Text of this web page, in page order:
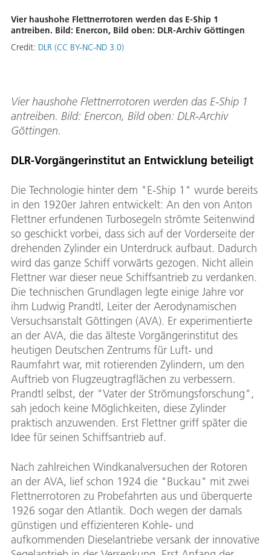
Vier haushohe Flettnerrotoren werden das E-Ship 1
antreiben. Bild: Enercon, Bild oben: DLR-Archiv Göttingen
Credit: DLR (CC BY-NC-ND 3.0)
Vier haushohe Flettnerrotoren werden das E-Ship 1
antreiben. Bild: Enercon, Bild oben: DLR-Archiv
Göttingen.
DLR-Vorgängerinstitut an Entwicklung beteiligt
Die Technologie hinter dem "E-Ship 1" wurde bereits
in den 1920er Jahren entwickelt: An den von Anton
Flettner erfundenen Turbosegeln strömte Seitenwind
so geschickt vorbei, dass sich auf der Vorderseite der
drehenden Zylinder ein Unterdruck aufbaut. Dadurch
wird das ganze Schiff vorwärts gezogen. Nicht allein
Flettner war dieser neue Schiffsantrieb zu verdanken.
Die technischen Grundlagen legte einige Jahre vor
ihm Ludwig Prandtl, Leiter der Aerodynamischen
Versuchsanstalt Göttingen (AVA). Er experimentierte
an der AVA, die das älteste Vorgängerinstitut des
heutigen Deutschen Zentrums für Luft- und
Raumfahrt war, mit rotierenden Zylindern, um den
Auftrieb von Flugzeugtragflächen zu verbessern.
Prandtl selbst, der "Vater der Strömungsforschung",
sah jedoch keine Möglichkeiten, diese Zylinder
praktisch anzuwenden. Erst Flettner griff später die
Idee für seinen Schiffsantrieb auf.
Nach zahlreichen Windkanalversuchen der Rotoren
an der AVA, lief schon 1924 die "Buckau" mit zwei
Flettnerrotoren zu Probefahrten aus und überquerte
1926 sogar den Atlantik. Doch wegen der damals
günstigen und effizienteren Kohle- und
aufkommenden Dieselantriebe versank der innovative